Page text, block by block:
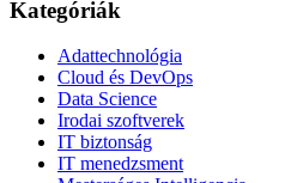
Kategóriák
Adattechnológia
Cloud és DevOps
Data Science
Irodai szoftverek
IT biztonság
IT menedzsment